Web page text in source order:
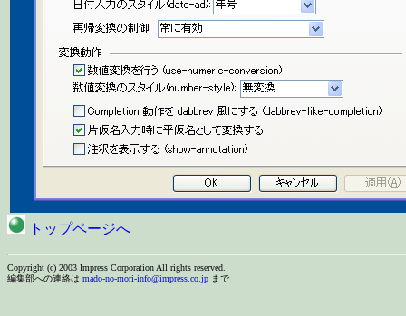
トップページへ
Copyright (c) 2003 Impress Corporation All rights reserved.
編集部への連絡は mado-no-mori-info@impress.co.jp まで